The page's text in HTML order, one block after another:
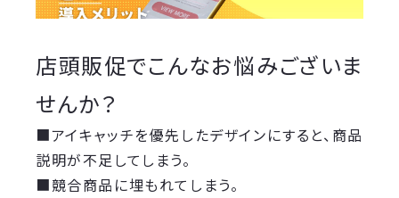
店頭販促でこんなお悩みございま
せんか？
■アイキャッチを優先したデザインにすると、商品
説明が不足してしまう。
■競合商品に埋もれてしまう。